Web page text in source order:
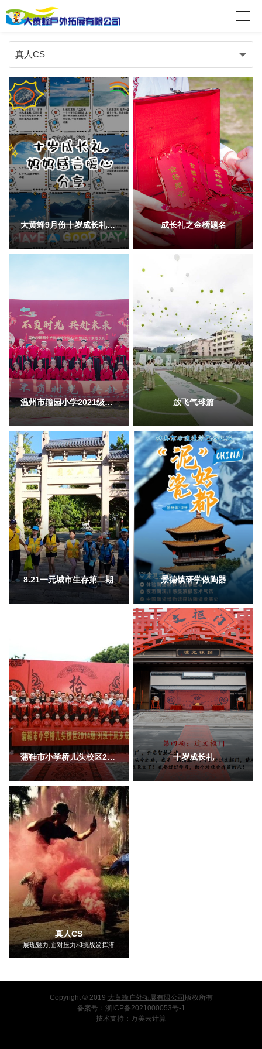

真人CS
大黄蜂9月份十岁成长礼妈妈感言暖心分享 成长礼之金榜题名
温州市籒园小学2021级3班十岁成长礼—大黄蜂承办 放飞气球篇
8.21一元城市生存第二期 景德镇研学做陶器
蒲鞋市小学桥儿头校区2014级(9)班十周岁成长礼 十岁成长礼
真人CS
展现魅力,面对压力和挑战发挥潜
Copyright © 2019 大黄蜂户外拓展有限公司 版权所有
备案号： 浙ICP备2021000053号-1
技术支持： 万美云计算